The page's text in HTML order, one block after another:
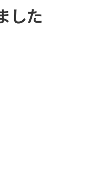
した